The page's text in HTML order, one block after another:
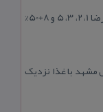
رزرو هتل در خیابان امام رضا مشهد | هتل‌ های امام رضا 1، 2، 3، 5 و 8+50%
مشهد با غذا نزدیک